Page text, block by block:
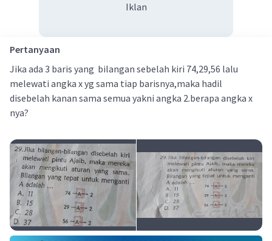
Iklan
Pertanyaan
Jika ada 3 baris yang bilangan sebelah kiri 74,29,56 lalu
melewati angka x yg sama tiap barisnya,maka hadil
disebelah kanan sama semua yakni angka 2.berapa angka x
nya?